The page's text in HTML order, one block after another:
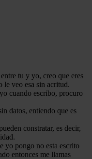
tu y yo, creo que eres
le veo esa sin acritud.
cuando escribo, procuro
datos, entiendo que es
constratar, es decir,
yo pongo no esta escrito
entonces me llamas